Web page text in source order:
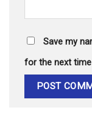
Save my
for the next